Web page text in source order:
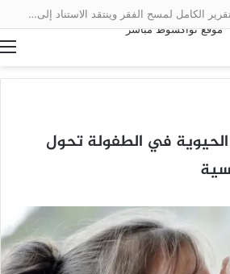
بيرام يطالب بنشر التقرير الكامل لمسح الفقر وينتقد الاستناد إلى نتائج أولية
في الطفولة تحول